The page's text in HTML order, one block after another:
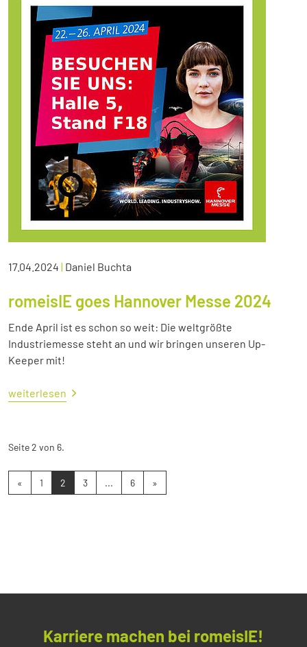
17.04.2024 | Daniel Buchta
romeisIE goes Hannover Messe 2024
Ende April ist es schon so weit: Die weltgrößte
Industriemesse steht an und wir bringen unseren Up-
Keeper mit!
weiterlesen
Seite 2 von 6.
« 1 2 3 ... 6 »
Karriere machen bei romeisIE!